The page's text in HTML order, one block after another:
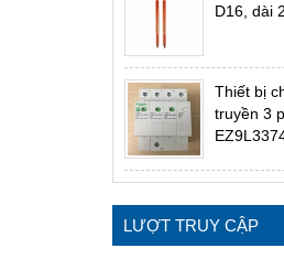
D16, dài
Thiết bị
truyền 3
LƯỢT TRUY CẬP